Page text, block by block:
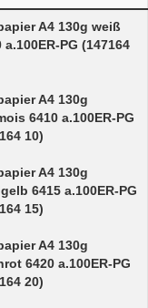
A4 130g weiß
a.100ER-PG (147164
A4 130g
6410 a.100ER-PG
10)
A4 130g
6415 a.100ER-PG
15)
A4 130g
6420 a.100ER-PG
20)